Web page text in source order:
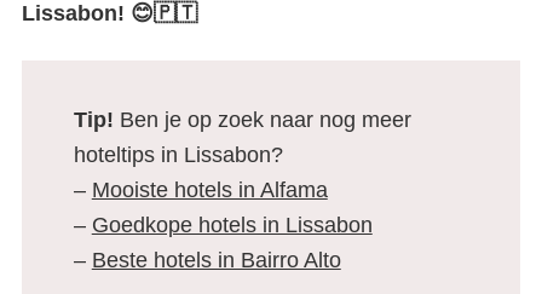
Lissabon! 😊🇵🇹
Tip! Ben je op zoek naar nog meer
hoteltips in Lissabon?
– Mooiste hotels in Alfama
– Goedkope hotels in Lissabon
– Beste hotels in Bairro Alto